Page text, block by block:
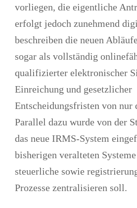
vorliegen, die eigentliche
erfolgt jedoch zunehmend
beschreiben die neuen
sogar als vollständig
qualifizierter elektronischer
Einreichung und gesetzlicher
Entscheidungsfristen von nur
Parallel dazu wurde von der
das neue IRMS-System
bisherigen veralteten
steuerliche sowie
Prozesse zentralisieren soll.